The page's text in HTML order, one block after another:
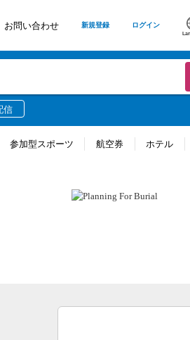
お問い合わせ 新規登録 ログイン
信
参加型スポーツ 航空券 ホテル